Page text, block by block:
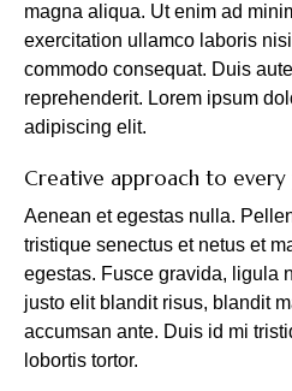
magna aliqua. Ut enim ad
exercitation ullamco laboris
commodo consequat. Duis
reprehenderit. Lorem ipsum
adipiscing elit.
Creative approach to
Aenean et egestas nulla.
tristique senectus et netus et
egestas. Fusce gravida, ligula
justo elit blandit risus, blandit
accumsan ante. Duis id mi
lobortis tortor.